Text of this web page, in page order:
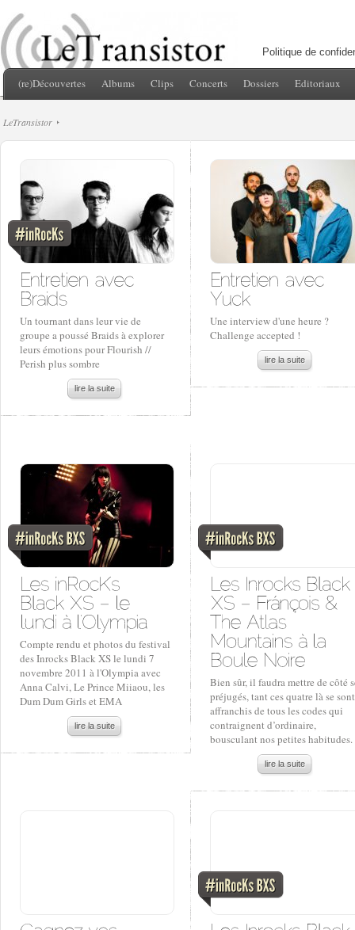
Politique de
(re)Découvertes Albums Clips Concerts Dossiers Editoriaux
LeTransistor
Un tournant dans leur vie de
groupe a poussé Braids à explorer
leurs émotions pour Flourish //
Perish plus sombre
lire la suite
Une interview d'une heure ?
Challenge accepted !
lire la suite
Compte rendu et photos du festival
des Inrocks Black XS le lundi 7
novembre 2011 à l'Olympia avec
Anna Calvi, Le Prince Miiaou, les
Dum Dum Girls et EMA
lire la suite
Bien sûr, il faudra mettre de côté
préjugés, tant ces quatre là se sont
affranchis de tous les codes qui
contraignent d’ordinaire,
bousculant nos petites habitudes.
lire la suite